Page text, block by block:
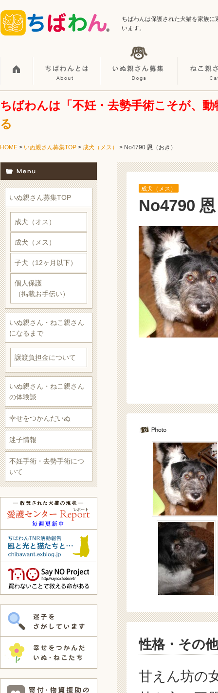
ちばわんは保護された犬猫を家族
います。
ちばわんは「不妊・去勢手術こそが、
る
HOME > いぬ親さん募集TOP > 成犬（メス） > No4790 恩（おき）
成犬（メス）
No4790
性格・その他
甘えん坊の
いぬ親さん募集TOP
成犬（オス）
成犬（メス）
子犬（12ヶ月以下）
個人保護
（掲載お手伝い）
いぬ親さん・ねこ親さん
になるまで
譲渡負担金について
いぬ親さん・ねこ親さん
の体験談
幸せをつかんだいぬ
迷子情報
不妊手術・去勢手術につ
いて